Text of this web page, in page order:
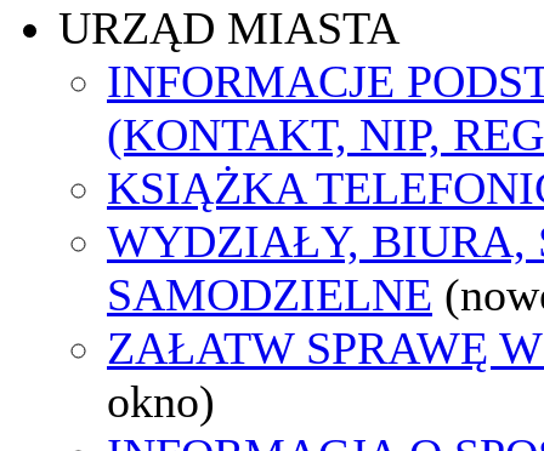
URZĄD MIASTA
INFORMACJE
(KONTAKT, NIP,
KSIĄŻKA
WYDZIAŁY, BIURA,
SAMODZIELNE
ZAŁATW SPRAWĘ
okno)